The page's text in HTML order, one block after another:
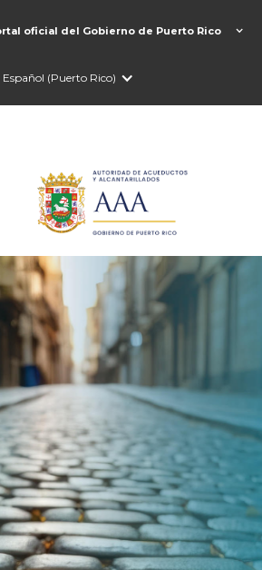
oficial del Gobierno de Puerto Rico
Español (Puerto Rico)